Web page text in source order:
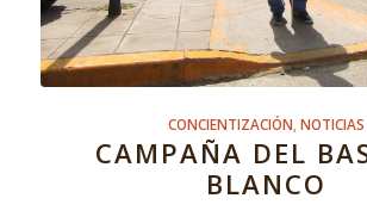
CONCIENTIZACIÓN ,NOTICIAS
CAMPAÑA DEL
BLANCO